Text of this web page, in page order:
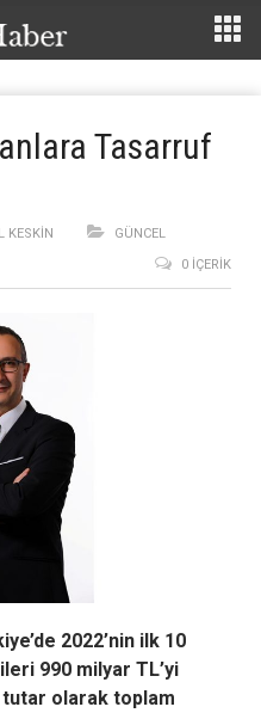
Tasarruf
KESKIN
GÜNCEL
0 İÇERIK
2022’nin ilk 10
990 milyar TL’yi
olarak toplam